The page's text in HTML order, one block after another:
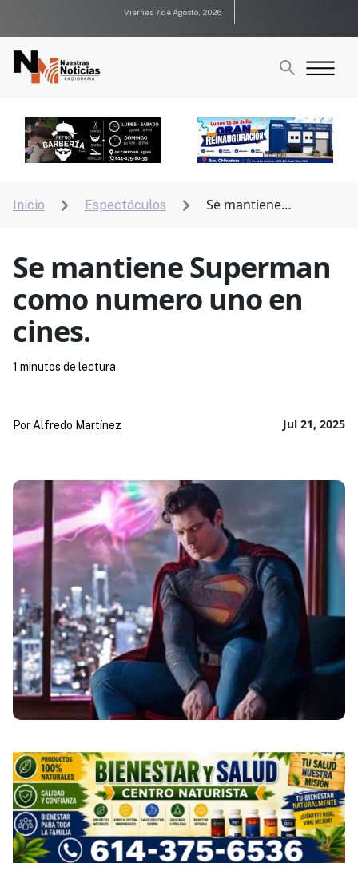
Viernes 7 de Agosto, 2026
Inicio  Espectáculos 
Se mantiene
Se mantiene Superman
como numero uno en
cines.
Jul 21, 2025
Por Alfredo Martínez
1 minutos de lectura